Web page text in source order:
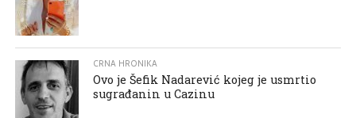
CRNA HRONIKA
Ovo je Šefik Nadarević kojeg je usmrtio
sugrađanin u Cazinu